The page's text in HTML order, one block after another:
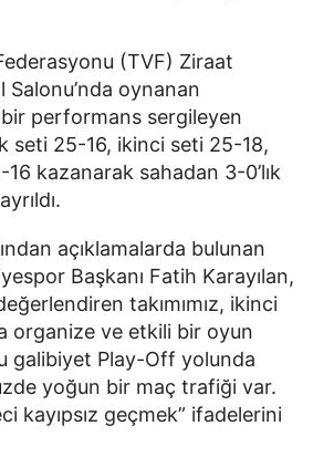
(TVF) Ziraat
oynanan
performans sergileyen
seti 25-16, ikinci seti 25-18,
kazanarak sahadan 3-0’lık
açıklamalarda bulunan
Başkanı Fatih Karayılan,
takımımız, ikinci
organize ve etkili bir oyun
galibiyet Play-Off yolunda
yoğun bir maç trafiği var.
kayıpsız geçmek” ifadelerini